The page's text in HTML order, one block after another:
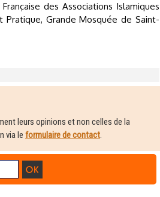
des Associations Islamiques
Pratique, Grande Mosquée de Saint-
leurs opinions et non celles de la
via le formulaire de contact.